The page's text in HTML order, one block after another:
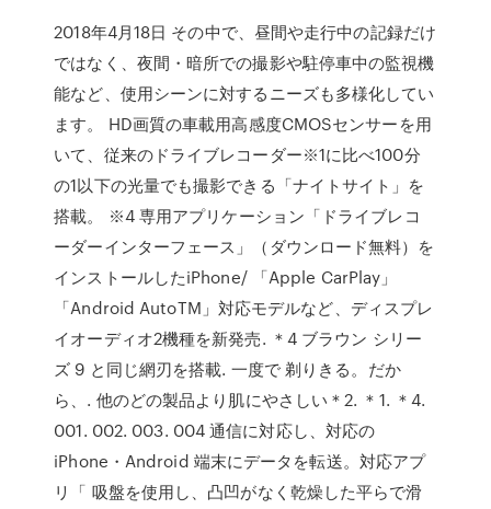
2018年4月18日 その中で、昼間や走行中の記録だけ
ではなく、夜間・暗所での撮影や駐停車中の監視機
能など、使用シーンに対するニーズも多様化してい
ます。 HD画質の車載用高感度CMOSセンサーを用
いて、従来のドライブレコーダー※1に比べ100分
の1以下の光量でも撮影できる「ナイトサイト」を
搭載。 ※4 専用アプリケーション「ドライブレコ
ーダーインターフェース」（ダウンロード無料）を
インストールしたiPhone/ 「Apple CarPlay」
「Android AutoTM」対応モデルなど、ディスプレ
イオーディオ2機種を新発売. ＊4 ブラウン シリー
ズ 9 と同じ網刃を搭載. 一度で 剃りきる。だか
ら、. 他のどの製品より肌にやさしい＊2. ＊1. ＊4.
001. 002. 003. 004 通信に対応し、対応の
iPhone・Android 端末にデータを転送。対応アプ
リ「 吸盤を使用し、凸凹がなく乾燥した平らで滑